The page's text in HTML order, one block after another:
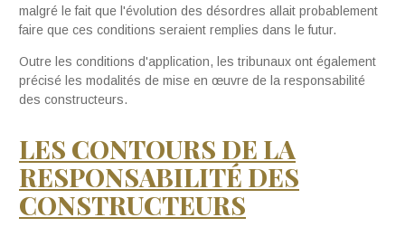
malgré le fait que l'évolution des désordres allait probablement
faire que ces conditions seraient remplies dans le futur.
Outre les conditions d'application, les tribunaux ont également
précisé les modalités de mise en œuvre de la responsabilité
des constructeurs.
LES CONTOURS DE LA
RESPONSABILITÉ DES
CONSTRUCTEURS